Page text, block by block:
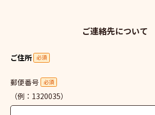
ご連絡先について
ご住所 必須
郵便番号 必須
（例：1320035）